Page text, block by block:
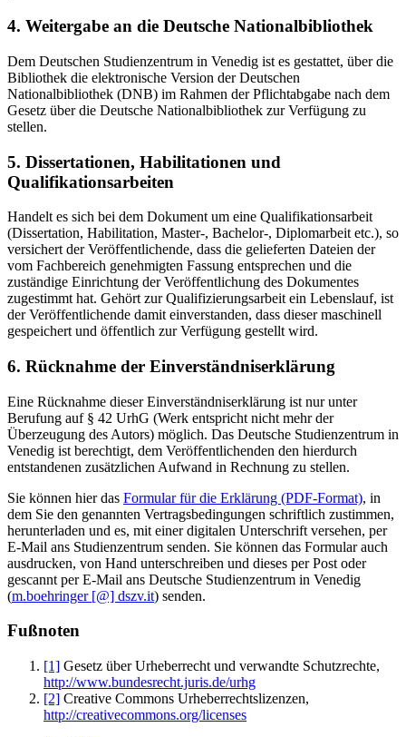
4. Weitergabe an die Deutsche Nationalbibliothek
Dem Deutschen Studienzentrum in Venedig ist es gestattet, über die
Bibliothek die elektronische Version der Deutschen
Nationalbibliothek (DNB) im Rahmen der Pflichtabgabe nach dem
Gesetz über die Deutsche Nationalbibliothek zur Verfügung zu
stellen.
5. Dissertationen, Habilitationen und
Qualifikationsarbeiten
Handelt es sich bei dem Dokument um eine Qualifikationsarbeit
(Dissertation, Habilitation, Master-, Bachelor-, Diplomarbeit etc.), so
versichert der Veröffentlichende, dass die gelieferten Dateien der
vom Fachbereich genehmigten Fassung entsprechen und die
zuständige Einrichtung der Veröffentlichung des Dokumentes
zugestimmt hat. Gehört zur Qualifizierungsarbeit ein Lebenslauf, ist
der Veröffentlichende damit einverstanden, dass dieser maschinell
gespeichert und öffentlich zur Verfügung gestellt wird.
6. Rücknahme der Einverständniserklärung
Eine Rücknahme dieser Einverständniserklärung ist nur unter
Berufung auf § 42 UrhG (Werk entspricht nicht mehr der
Überzeugung des Autors) möglich. Das Deutsche Studienzentrum in
Venedig ist berechtigt, dem Veröffentlichenden den hierdurch
entstandenen zusätzlichen Aufwand in Rechnung zu stellen.
Sie können hier das Formular für die Erklärung (PDF-Format), in
dem Sie den genannten Vertragsbedingungen schriftlich zustimmen,
herunterladen und es, mit einer digitalen Unterschrift versehen, per
E-Mail ans Studienzentrum senden. Sie können das Formular auch
ausdrucken, von Hand unterschreiben und dieses per Post oder
gescannt per E-Mail ans Deutsche Studienzentrum in Venedig
(m.boehringer [@] dszv.it) senden.
Fußnoten
[1] Gesetz über Urheberrecht und verwandte Schutzrechte,
http://www.bundesrecht.juris.de/urhg
[2] Creative Commons Urheberrechtslizenzen,
http://creativecommons.org/licenses